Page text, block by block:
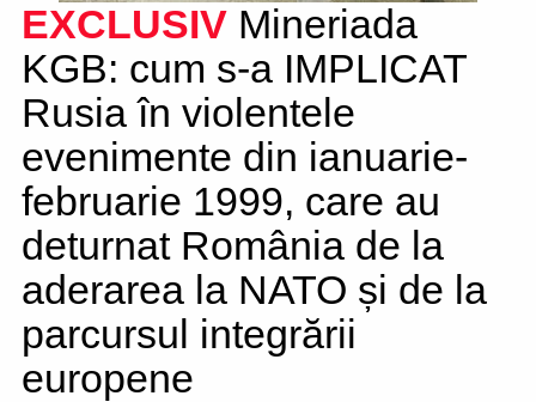
EXCLUSIV Mineriada
KGB: cum s-a IMPLICAT
Rusia în violentele
evenimente din ianuarie-
februarie 1999, care au
deturnat România de la
aderarea la NATO și de la
parcursul integrării
europene